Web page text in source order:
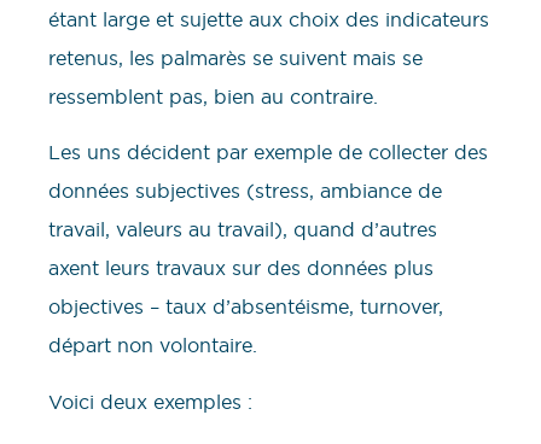
étant large et sujette aux choix des indicateurs
retenus, les palmarès se suivent mais se
ressemblent pas, bien au contraire.
Les uns décident par exemple de collecter des
données subjectives (stress, ambiance de
travail, valeurs au travail), quand d’autres
axent leurs travaux sur des données plus
objectives – taux d’absentéisme, turnover,
départ non volontaire.
Voici deux exemples :